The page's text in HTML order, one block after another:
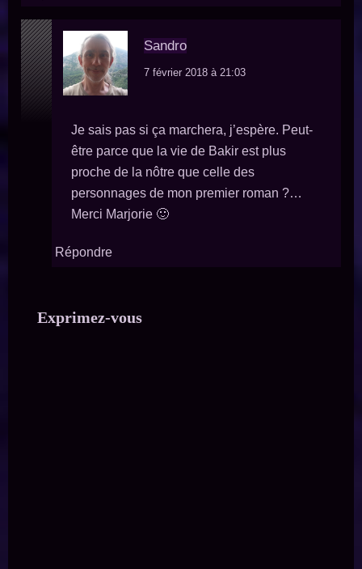
Sandro
7 février 2018 à 21:03
Je sais pas si ça marchera, j’espère. Peut-
être parce que la vie de Bakir est plus
proche de la nôtre que celle des
personnages de mon premier roman ?…
Merci Marjorie 🙂
Répondre
Exprimez-vous